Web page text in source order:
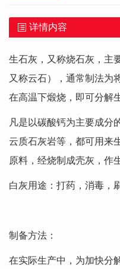
详情内容
生石灰，又称烧石灰，主
又称云石），通常制法为
在高温下煅烧，即可分解
凡是以碳酸钙为主要成分
云质石灰岩等，都可用来
原料，经烧制成壳灰，作
白灰用途：打药，消毒，
制备方法：
在实际生产中，为加快分